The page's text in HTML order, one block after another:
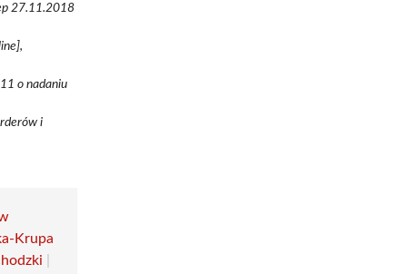
27.11.2018
o nadaniu
i
Krupa